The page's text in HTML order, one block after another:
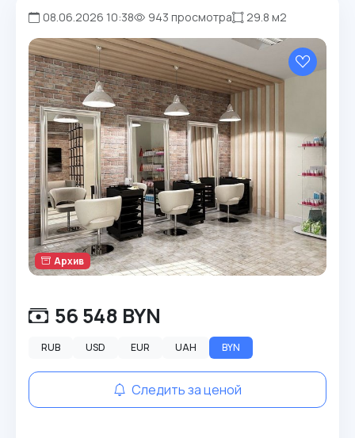
08.06.2026 10:38 943 просмотра 29.8 м2
Архив
56 548 BYN
RUB USD EUR UAH BYN
Следить за ценой